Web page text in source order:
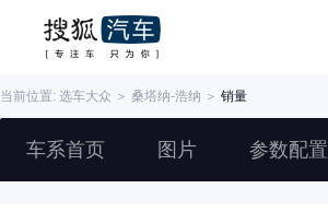
当前位置: 选车大众 ＞ 桑塔纳-浩纳 ＞ 销量
车系首页 图片 参数配置